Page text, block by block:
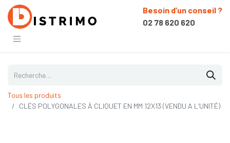
Besoin d’un conseil ?
02 78 620 620
Tous les produits
CLÉS POLYGONALES À CLIQUET EN MM 12X13 (VENDU A L’UNITÉ)